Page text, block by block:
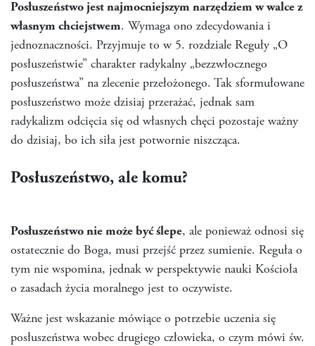
Posłuszeństwo jest najmocniejszym narzędziem w walce z
własnym chciejstwem. Wymaga ono zdecydowania i
jednoznaczności. Przyjmuje to w 5. rozdziale Reguły „O
posłuszeństwie” charakter radykalny „bezzwłocznego
posłuszeństwa” na zlecenie przełożonego. Tak sformułowane
posłuszeństwo może dzisiaj przerażać, jednak sam
radykalizm odcięcia się od własnych chęci pozostaje ważny
do dzisiaj, bo ich siła jest potwornie niszcząca.
Posłuszeństwo, ale komu?
Posłuszeństwo nie może być ślepe, ale ponieważ odnosi się
ostatecznie do Boga, musi przejść przez sumienie. Reguła o
tym nie wspomina, jednak w perspektywie nauki Kościoła
o zasadach życia moralnego jest to oczywiste.
Ważne jest wskazanie mówiące o potrzebie uczenia się
posłuszeństwa wobec drugiego człowieka, o czym mówi św.